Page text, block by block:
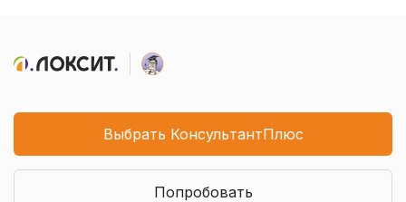
Выбрать КонсультантПлюс
Попробовать